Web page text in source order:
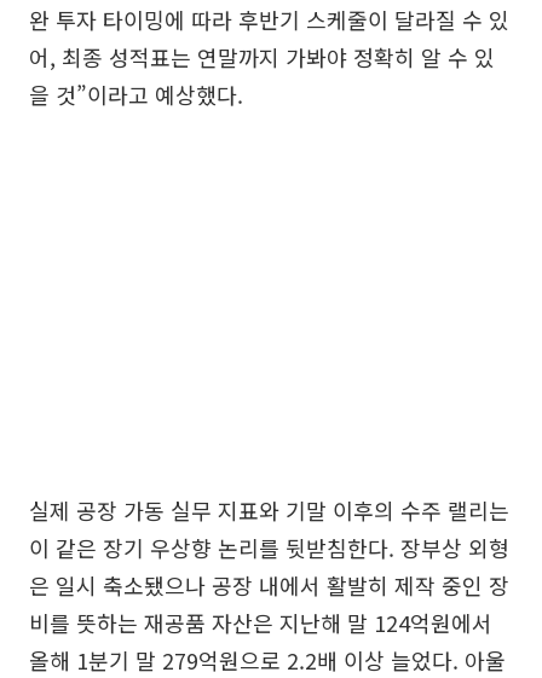
완 투자 타이밍에 따라 후반기 스케줄이 달라질 수 있
어, 최종 성적표는 연말까지 가봐야 정확히 알 수 있
을 것”이라고 예상했다.
실제 공장 가동 실무 지표와 기말 이후의 수주 랠리는
이 같은 장기 우상향 논리를 뒷받침한다. 장부상 외형
은 일시 축소됐으나 공장 내에서 활발히 제작 중인 장
비를 뜻하는 재공품 자산은 지난해 말 124억원에서
올해 1분기 말 279억원으로 2.2배 이상 늘었다. 아울